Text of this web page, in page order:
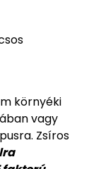
környéki
vagy
Zsíros